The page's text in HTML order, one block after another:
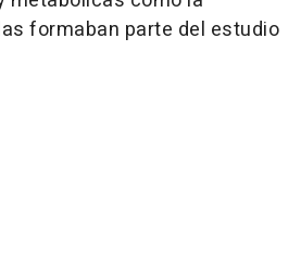
formaban parte del estudio